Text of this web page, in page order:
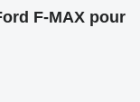
F-MAX pour